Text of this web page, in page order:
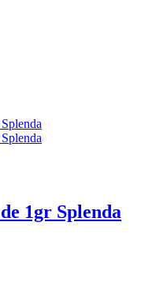
1gr Splenda